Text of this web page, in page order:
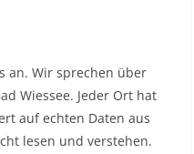
an. Wir sprechen über
Wiessee. Jeder Ort hat
auf echten Daten aus
lesen und verstehen.